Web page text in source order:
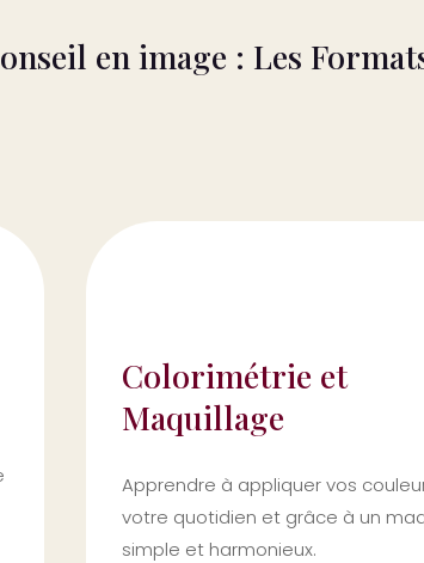
en image : Les
Colorimétrie et
Maquillage
Apprendre à appliquer vos
votre quotidien et grâce à un
simple et harmonieux.